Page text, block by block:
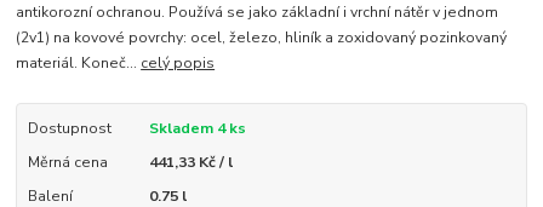
antikorozní ochranou. Používá se jako základní i vrchní nátěr v jednom
(2v1) na kovové povrchy: ocel, železo, hliník a zoxidovaný pozinkovaný
materiál. Koneč... celý popis
Dostupnost
Skladem 4 ks
Měrná cena
441,33 Kč / l
Balení
0.75 l